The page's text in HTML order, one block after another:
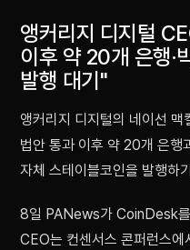
앵커리지 디지털
이후 약 20개 은행·
발행 대기"
앵커리지 디지털의 네이선
법안 통과 이후 약 20개 은행
자체 스테이블코인을 발행하
8일 PANews가 CoinDesk를
CEO는 컨센서스 콘퍼런스에